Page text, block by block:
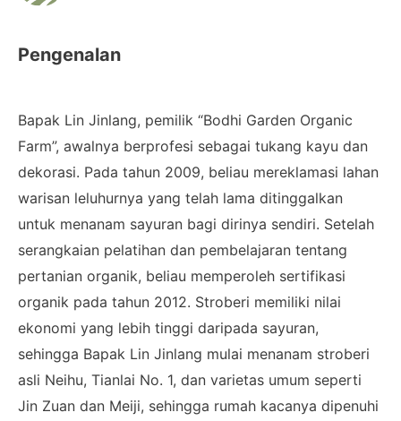
Pengenalan
Bapak Lin Jinlang, pemilik “Bodhi Garden Organic
Farm”, awalnya berprofesi sebagai tukang kayu dan
dekorasi. Pada tahun 2009, beliau mereklamasi lahan
warisan leluhurnya yang telah lama ditinggalkan
untuk menanam sayuran bagi dirinya sendiri. Setelah
serangkaian pelatihan dan pembelajaran tentang
pertanian organik, beliau memperoleh sertifikasi
organik pada tahun 2012. Stroberi memiliki nilai
ekonomi yang lebih tinggi daripada sayuran,
sehingga Bapak Lin Jinlang mulai menanam stroberi
asli Neihu, Tianlai No. 1, dan varietas umum seperti
Jin Zuan dan Meiji, sehingga rumah kacanya dipenuhi